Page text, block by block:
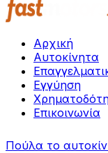
Αρχική
Αυτοκίνητα
Εγγύηση
Επικοινωνία
Πούλα το